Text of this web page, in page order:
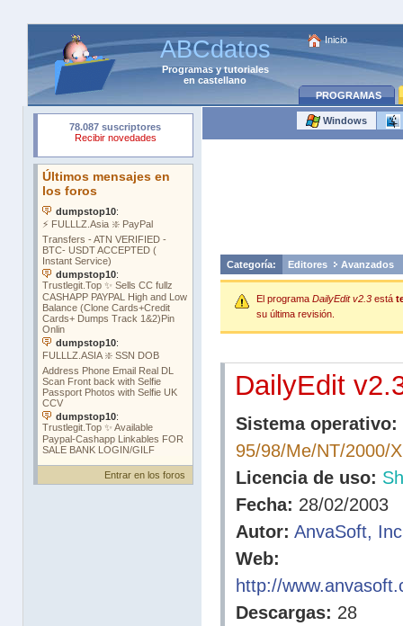
ABCdatos
Programasytutoriales
en castellano
Inicio
PROGRAMAS
Entrar en los foros
Windows
Categoría: Editores Avanzados
El programa DailyEdit v2.3 está
su última revisión.
DailyEdit
Sistema operativo:
95/98/Me/NT/2000/
Licencia de uso:
Fecha: 28/02/2003
Autor: AnvaSoft,
Web:
http://
Descargas: 28